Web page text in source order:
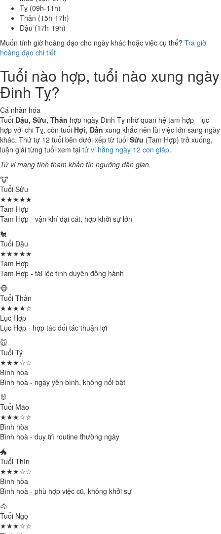
Tỵ (09h-11h)
Thân (15h-17h)
Dậu (17h-19h)
Muốn tính giờ hoàng đạo cho ngày khác hoặc việc cụ thể? Tra giờ
hoàng đạo chi tiết
Tuổi nào hợp, tuổi nào xung ngày
Đinh Tỵ?
Cá nhân hóa
Tuổi Dậu, Sửu, Thân hợp ngày Đinh Tỵ nhờ quan hệ tam hợp - lục
hợp với chi Tỵ, còn tuổi Hợi, Dần xung khắc nên lùi việc lớn sang ngày
khác. Thứ tự 12 tuổi bên dưới xếp từ tuổi Sửu (Tam Hợp) trở xuống,
luận giải từng tuổi xem tại tử vi hằng ngày 12 con giáp.
Tử vi mang tính tham khảo tín ngưỡng dân gian.
🐮
Tuổi Sửu
★★★★★
Tam Hợp
Tam Hợp - vận khí đại cát, hợp khởi sự lớn
🐔
Tuổi Dậu
★★★★★
Tam Hợp
Tam Hợp - tài lộc tình duyên đồng hành
🐵
Tuổi Thân
★★★★☆
Lục Hợp
Lục Hợp - hợp tác đối tác thuận lợi
🐭
Tuổi Tý
★★★☆☆
Bình hòa
Bình hoà - ngày yên bình, không nổi bật
🐰
Tuổi Mão
★★★☆☆
Bình hòa
Bình hoà - duy trì routine thường ngày
🐲
Tuổi Thìn
★★★☆☆
Bình hòa
Bình hoà - phù hợp việc cũ, không khởi sự
🐴
Tuổi Ngọ
★★★☆☆